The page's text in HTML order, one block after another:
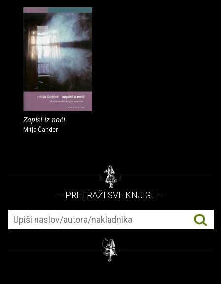
Zapisi iz noći
Mitja Čander
– PRETRAŽI SVE KNJIGE –